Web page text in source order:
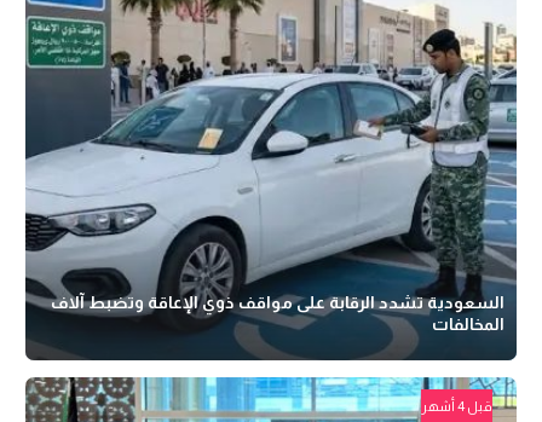
السعودية تشدد الرقابة على مواقف ذوي الإعاقة وتضبط آلاف
المخالفات
قبل 4 أشهر